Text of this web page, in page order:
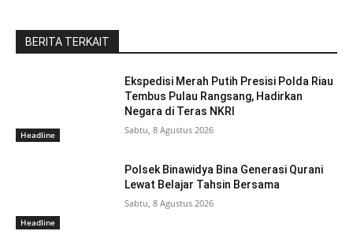
BERITA TERKAIT
Headline
Ekspedisi Merah Putih Presisi Polda Riau
Tembus Pulau Rangsang, Hadirkan
Negara di Teras NKRI
Sabtu, 8 Agustus 2026
Headline
Polsek Binawidya Bina Generasi Qurani
Lewat Belajar Tahsin Bersama
Sabtu, 8 Agustus 2026